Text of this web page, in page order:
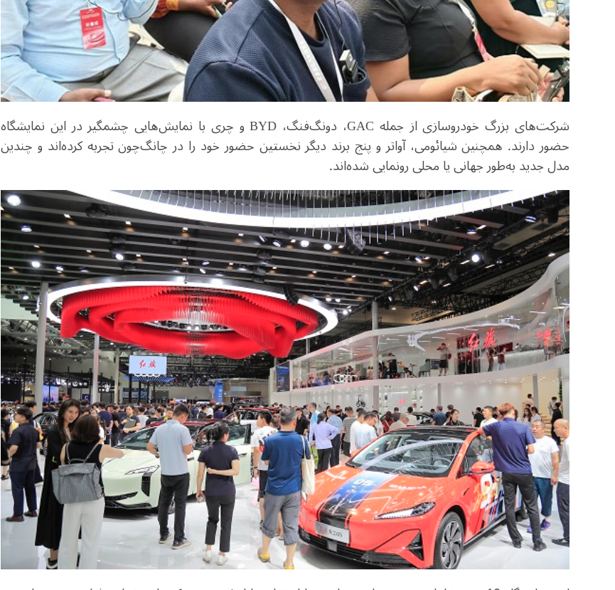
شرکت‌های بزرگ خودروسازی از جمله GAC، دونگ‌فنگ، BYD و چری با نمایش‌هایی چشمگیر در این نمایشگاه
حضور دارند. همچنین شیائومی، آواتر و پنج برند دیگر نخستین حضور خود را در چانگ‌چون تجربه کرده‌اند و چندین
مدل جدید به‌طور جهانی یا محلی رونمایی شده‌اند.